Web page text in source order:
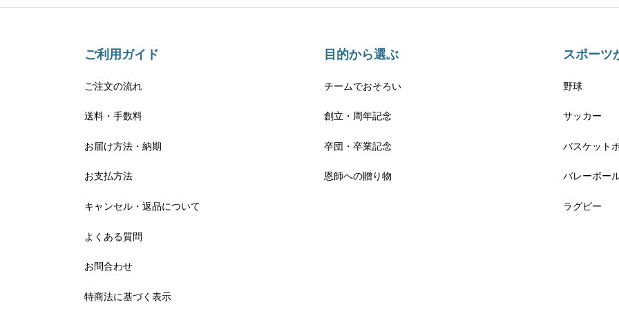
ご利用ガイド
ご注文の流れ
送料・手数料
お届け方法・納期
お支払方法
キャンセル・返品について
よくある質問
お問合わせ
特商法に基づく表示
目的から選ぶ
チームでおそろい
創立・周年記念
卒団・卒業記念
恩師への贈り物
スポーツ
野球
サッカー
バスケット
バレーボー
ラグビー